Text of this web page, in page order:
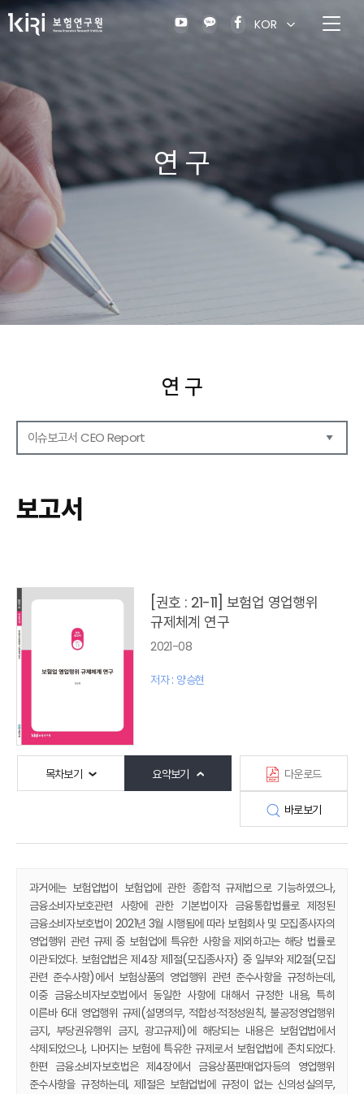
KOR
연 구
연 구
이슈보고서 CEO Report
CEO Brief
영상자료
보고서
[권호 : 21-11] 보험업 영업행위
규제체계 연구
2021-08
저자 : 양승현
목차보기 요약보기 다운로드
바로보기
과거에는 보험업법이 보험업에 관한 종합적 규제법으로 기능하였으나,
금융소비자보호관련 사항에 관한 기본법이자 금융통합법률로 제정된
금융소비자보호법이 2021년 3월 시행됨에 따라 보험회사 및 모집종사자의
영업행위 관련 규제 중 보험업에 특유한 사항을 제외하고는 해당 법률로
이관되었다. 보험업법은 제4장 제1절(모집종사자) 중 일부와 제2절(모집
관련 준수사항)에서 보험상품의 영업행위 관련 준수사항을 규정하는데,
이중 금융소비자보호법에서 동일한 사항에 대해서 규정한 내용, 특히
이른바 6대 영업행위 규제(설명의무, 적합성·적정성원칙, 불공정영업행위
금지, 부당권유행위 금지, 광고규제)에 해당되는 내용은 보험업법에서
삭제되었으나, 나머지는 보험에 특유한 규제로서 보험업법에 존치되었다.
한편 금융소비자보호법은 제4장에서 금융상품판매업자등의 영업행위
준수사항을 규정하는데, 제1절은 보험업법에 규정이 없는 신의성실의무,